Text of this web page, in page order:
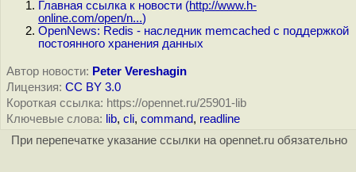
Главная ссылка к новости (http://www.h-
online.com/open/n...)
OpenNews: Redis - наследник memcached с поддержкой
постоянного хранения данных
Автор новости: Peter Vereshagin
Лицензия: CC BY 3.0
Короткая ссылка: https://opennet.ru/25901-lib
Ключевые слова: lib, cli, command, readline
При перепечатке указание ссылки на opennet.ru обязательно